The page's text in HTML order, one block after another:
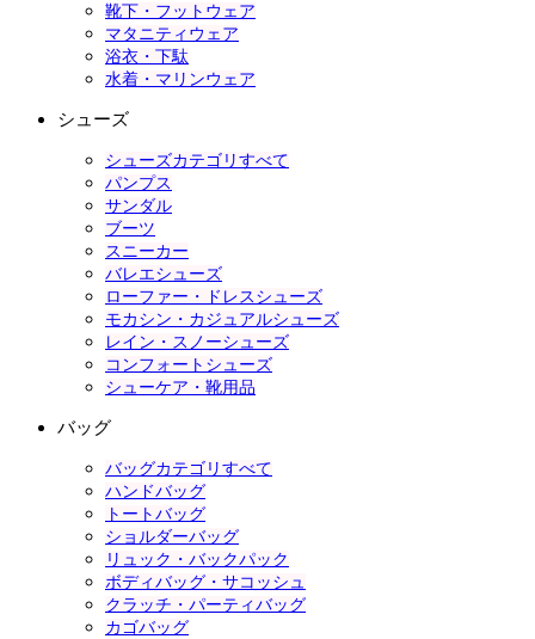
靴下・フットウェア
マタニティウェア
浴衣・下駄
水着・マリンウェア
シューズ
シューズカテゴリすべて
パンプス
サンダル
ブーツ
スニーカー
バレエシューズ
ローファー・ドレスシューズ
モカシン・カジュアルシューズ
レイン・スノーシューズ
コンフォートシューズ
シューケア・靴用品
バッグ
バッグカテゴリすべて
ハンドバッグ
トートバッグ
ショルダーバッグ
リュック・バックパック
ボディバッグ・サコッシュ
クラッチ・パーティバッグ
カゴバッグ